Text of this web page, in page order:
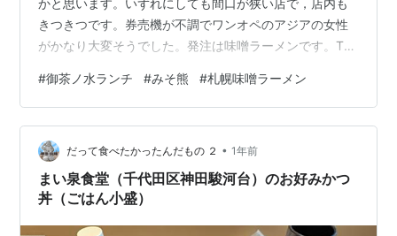
きつきつです。券売機が不調でワンオペのアジアの女性
がかなり大変そうでした。発注は味噌ラーメンです。TP
噌ベースの甘目ながらある程度のこくもありまずまず
で，唐辛子を少し振って好みになる感じです。麺は中太
縮れ麺で茹で加減はふつう。適度な縮れがスープを持ち
上げて味噌ラーメンとしてまぁまぁいけます。ただ，も
やしが茹でなのがイマイチで，札幌味噌というならここ
は炒め野菜にして欲しかったというのが正直なところ。
#御茶ノ水ランチ #みそ熊 #札幌味噌ラーメン
だって食べたかったんだもの ２ • 1年前
まい泉食堂（千代田区神田駿河台）のお好みかつ
丼（ごはん小盛）